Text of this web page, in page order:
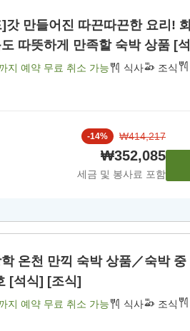
갓 만들어진 따끈따끈한 요리!
따뜻하게 만족할 숙박 상품 [
지 예약 무료 취소 가능 식사 조식
-14% ₩414,217
₩352,085
세금 및 봉사료 포함
온천 만끽 숙박 상품／숙박
[석식] [조식]
지 예약 무료 취소 가능 식사 조식